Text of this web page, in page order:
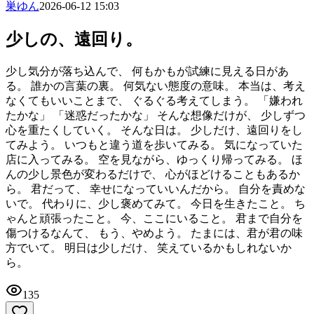
巣ゆん2026-06-12 15:03
少しの、遠回り。
少し気分が落ち込んで、 何もかもが試練に見える日があ
る。 誰かの言葉の裏。 何気ない態度の意味。 本当は、考え
なくてもいいことまで、 ぐるぐる考えてしまう。 「嫌われ
たかな」 「迷惑だったかな」 そんな想像だけが、 少しずつ
心を重たくしていく。 そんな日は。 少しだけ、遠回りをし
てみよう。 いつもと違う道を歩いてみる。 気になっていた
店に入ってみる。 空を見ながら、ゆっくり帰ってみる。 ほ
んの少し景色が変わるだけで、 心がほどけることもあるか
ら。 君だって、 幸せになっていいんだから。 自分を責めな
いで。 代わりに、少し褒めてみて。 今日を生きたこと。 ち
ゃんと頑張ったこと。 今、ここにいること。 君まで自分を
傷つけるなんて、 もう、やめよう。 たまには、君が君の味
方でいて。 明日は少しだけ、 笑えているかもしれないか
ら。
135